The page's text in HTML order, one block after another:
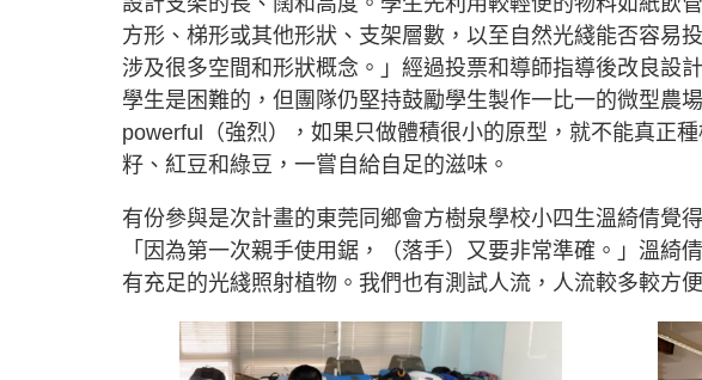
方形、梯形或其他形狀、支架層數，以至自然光綫能否容易
涉及很多空間和形狀概念。」經過投票和導師指導後改良設
學生是困難的，但團隊仍堅持鼓勵學生製作一比一的微型農
powerful（強烈），如果只做體積很小的原型，就不能真正
籽、紅豆和綠豆，一嘗自給自足的滋味。
有份參與是次計畫的東莞同鄉會方樹泉學校小四生溫綺倩覺
「因為第一次親手使用鋸，（落手）又要非常準確。」溫綺
有充足的光綫照射植物。我們也有測試人流，人流較多較方便